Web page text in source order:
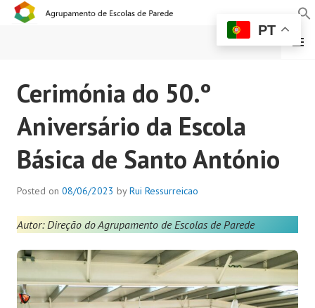
AGRUPAMENTO DE
ESCOLAS DE PAREDE
MENU
Cerimónia do 50.º
Aniversário da Escola
Básica de Santo António
Posted on 08/06/2023 byRui Ressurreicao
Autor: Direção do Agrupamento de Escolas de Parede
PT